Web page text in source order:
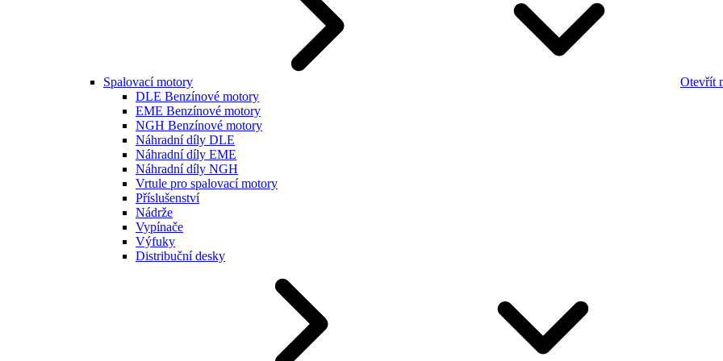
Spalovací motory
Otevřít
DLE Benzínové motory
EME Benzínové motory
NGH Benzínové motory
Náhradní díly DLE
Náhradní díly EME
Náhradní díly NGH
Vrtule pro spalovací motory
Příslušenství
Nádrže
Vypínače
Výfuky
Distribuční desky